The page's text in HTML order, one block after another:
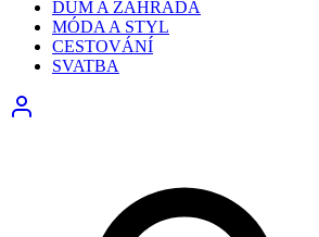
DŮM A ZAHRADA
MÓDA A STYL
CESTOVÁNÍ
SVATBA